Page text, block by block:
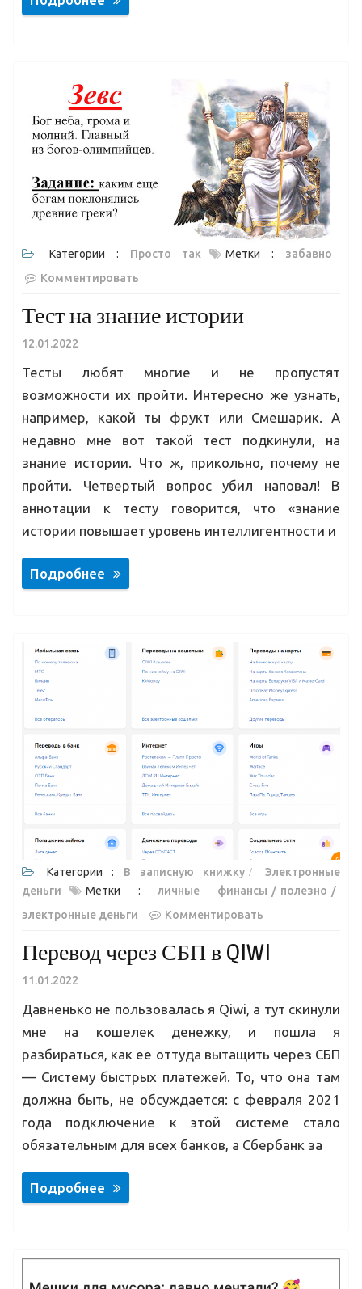
Категории : Просто так Метки : забавно
Комментировать
Тест на знание истории
12.01.2022
Тесты любят многие и не пропустят
возможности их пройти. Интересно же узнать,
например, какой ты фрукт или Смешарик. А
недавно мне вот такой тест подкинули, на
знание истории. Что ж, прикольно, почему не
пройти. Четвертый вопрос убил наповал! В
аннотации к тесту говорится, что «знание
истории повышает уровень интеллигентности и
Подробнее
Категории : В записную книжку
Электронные
деньги
Метки :личные финансы
полезно
электронные деньги
Комментировать
Перевод через СБП в QIWI
11.01.2022
Давненько не пользовалась я Qiwi, а тут скинули
мне на кошелек денежку, и пошла я
разбираться, как ее оттуда вытащить через СБП
— Систему быстрых платежей. То, что она там
должна быть, не обсуждается: с февраля 2021
года подключение к этой системе стало
обязательным для всех банков, а Сбербанк за
Подробнее